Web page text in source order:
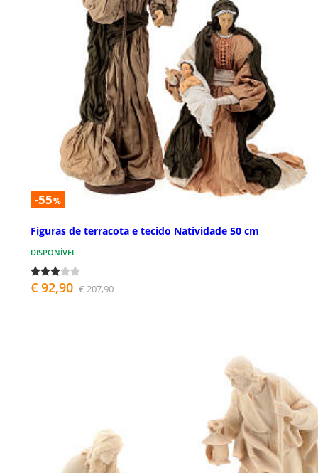
-55%
Figuras de terracota e tecido Natividade 50 cm
DISPONÍVEL
€ 92,90 € 207,90